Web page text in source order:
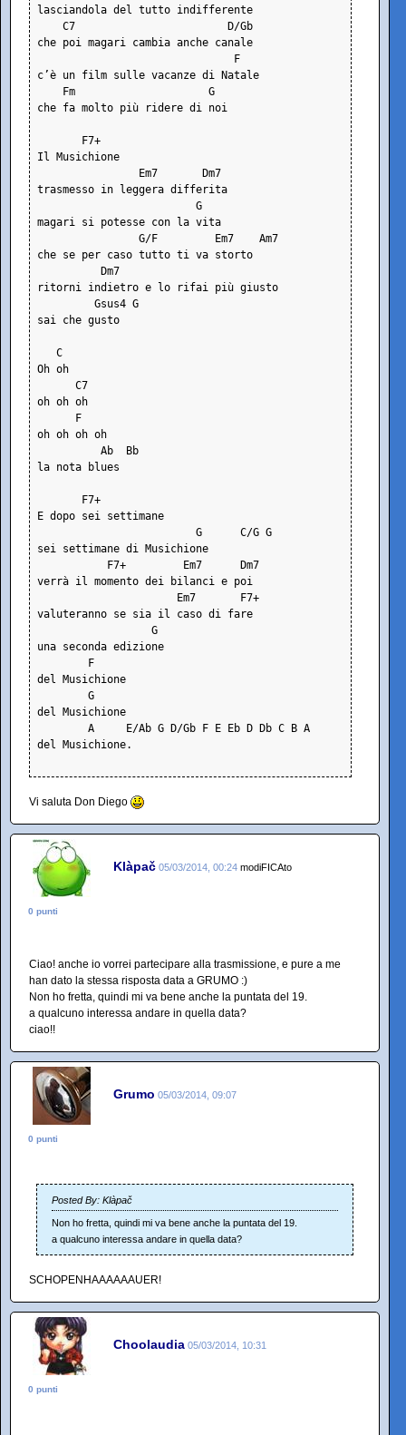
lasciandola del tutto indifferente
    C7                        D/Gb
che poi magari cambia anche canale
                               F
c’è un film sulle vacanze di Natale
    Fm                     G
che fa molto più ridere di noi
       F7+
Il Musichione
                Em7       Dm7
trasmesso in leggera differita
                         G
magari si potesse con la vita
                G/F         Em7    Am7
che se per caso tutto ti va storto
          Dm7
ritorni indietro e lo rifai più giusto
         Gsus4 G
sai che gusto
   C
Oh oh
      C7
oh oh oh
      F
oh oh oh oh
          Ab  Bb
la nota blues
       F7+
E dopo sei settimane
                         G      C/G G
sei settimane di Musichione
           F7+         Em7      Dm7
verrà il momento dei bilanci e poi
                      Em7       F7+
valuteranno se sia il caso di fare
                  G
una seconda edizione
        F
del Musichione
        G
del Musichione
        A     E/Ab G D/Gb F E Eb D Db C B A
del Musichione.
Vi saluta Don Diego
Klàpač 05/03/2014, 00:24 modiFICAto
0 punti
Ciao! anche io vorrei partecipare alla trasmissione, e pure a me
han dato la stessa risposta data a GRUMO :)
Non ho fretta, quindi mi va bene anche la puntata del 19.
a qualcuno interessa andare in quella data?
ciao!!
Grumo 05/03/2014, 09:07
0 punti
Posted By: Klàpač
Non ho fretta, quindi mi va bene anche la puntata del 19.
a qualcuno interessa andare in quella data?
SCHOPENHAAAAAAUER!
Choolaudia 05/03/2014, 10:31
0 punti